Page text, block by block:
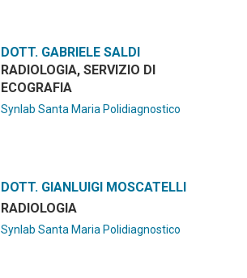
DOTT. GABRIELE SALDI
RADIOLOGIA, SERVIZIO DI
ECOGRAFIA
Synlab Santa Maria Polidiagnostico
DOTT. GIANLUIGI MOSCATELLI
RADIOLOGIA
Synlab Santa Maria Polidiagnostico